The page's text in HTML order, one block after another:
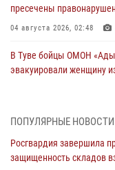
пресечены
04 августа 2026, 02:48
В Туве бойцы ОМОН
эвакуировали женщину
Росгвардия проверила
31 июля 2026, 03:49
ПОПУЛЯРНЫЕ НОВОСТИ
Росгвардия завершила
защищенность складов